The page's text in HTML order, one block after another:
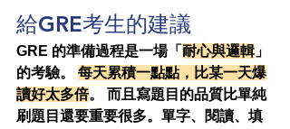
給GRE考生的建議
GRE 的準備過程是一場「 耐心與邏輯」
的考驗。 每天累積一點點，比某一天爆
讀好太多倍。 而且寫題目的品質比單純
刷題目還要重要很多。單字、閱讀、填